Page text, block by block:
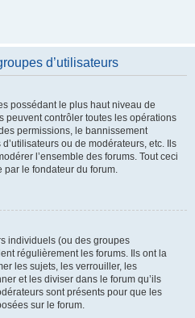
d’utilisateurs
possédant le plus haut niveau de
peuvent contrôler toutes les opérations
permissions, le bannissement
ou de modérateurs, etc. Ils
l’ensemble des forums. Tout ceci
le fondateur du forum.
individuels (ou des groupes
régulièrement les forums. Ils ont la
les sujets, les verrouiller, les
et les diviser dans le forum qu’ils
sont présents pour que les
sur le forum.